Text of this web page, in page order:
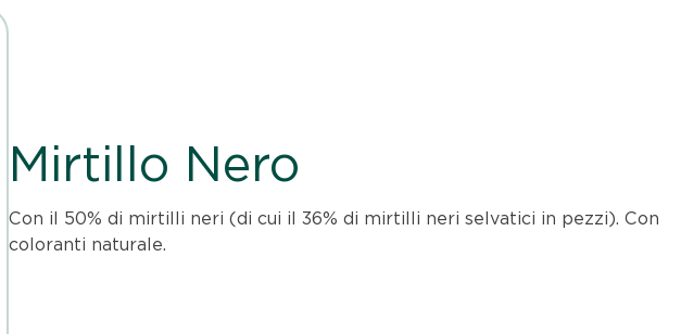
Mirtillo Nero
Con il 50% di mirtilli neri (di cui il 36% di mirtilli neri selvatici in pezzi). Con
coloranti naturale.